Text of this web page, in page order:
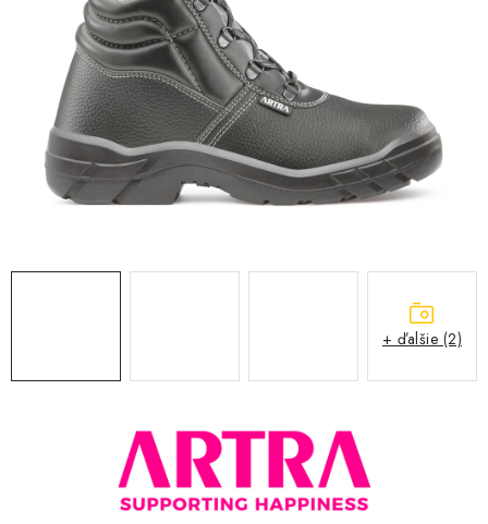
BEZPEČNOSTNÉ NORMY A SYMBOLY
BLOG
KONTAKT
O NÁS
Často kladené otázky
INFORMÁCIE PRE ZÁKAZNÍKOV
+ ďalšie (2)